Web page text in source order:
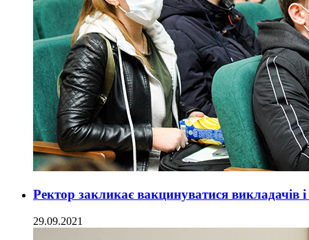
Ректор закликає вакцинуватися викладачів
29.09.2021